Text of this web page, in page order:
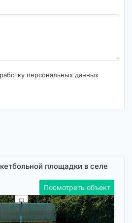
персональных данных
площадки в селе
Посмотреть объект